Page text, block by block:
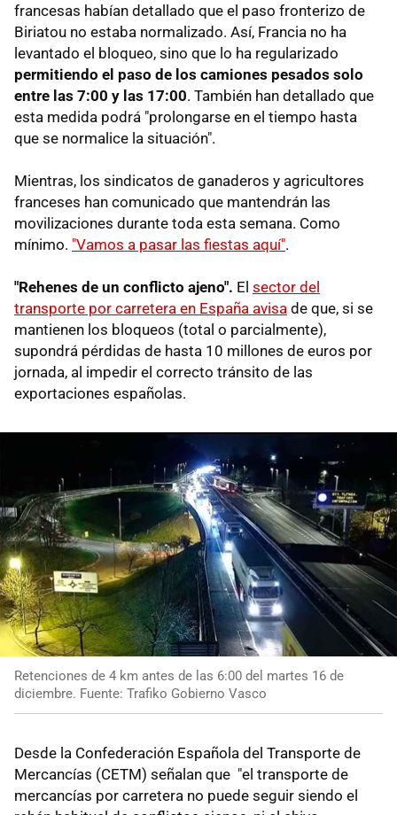
francesas habían detallado que el paso fronterizo de
Biriatou no estaba normalizado. Así, Francia no ha
levantado el bloqueo, sino que lo ha regularizado
permitiendo el paso de los camiones pesados solo
entre las 7:00 y las 17:00. También han detallado que
esta medida podrá "prolongarse en el tiempo hasta
que se normalice la situación".
Mientras, los sindicatos de ganaderos y agricultores
franceses han comunicado que mantendrán las
movilizaciones durante toda esta semana. Como
mínimo. "Vamos a pasar las fiestas aquí".
"Rehenes de un conflicto ajeno". El sector del
transporte por carretera en España avisa de que, si se
mantienen los bloqueos (total o parcialmente),
supondrá pérdidas de hasta 10 millones de euros por
jornada, al impedir el correcto tránsito de las
exportaciones españolas.
Retenciones de 4 km antes de las 6:00 del martes 16 de
diciembre. Fuente: Trafiko Gobierno Vasco
Desde la Confederación Española del Transporte de
Mercancías (CETM) señalan que "el transporte de
mercancías por carretera no puede seguir siendo el